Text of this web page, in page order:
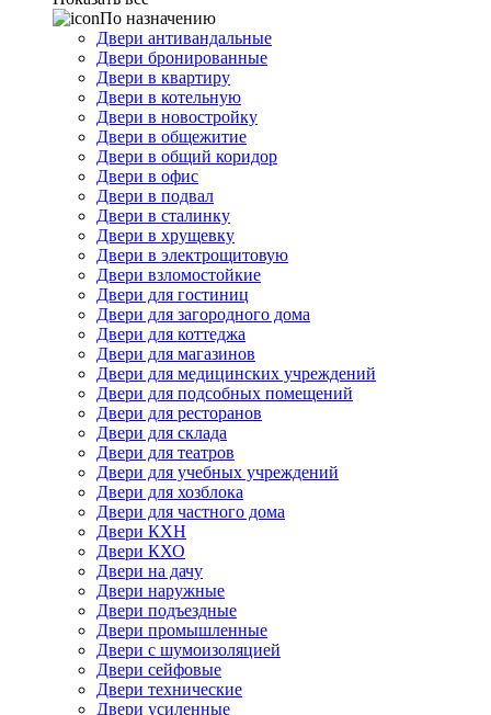
По назначению
Двери антивандальные
Двери бронированные
Двери в квартиру
Двери в котельную
Двери в новостройку
Двери в общежитие
Двери в общий коридор
Двери в офис
Двери в подвал
Двери в сталинку
Двери в хрущевку
Двери в электрощитовую
Двери взломостойкие
Двери для гостиниц
Двери для загородного дома
Двери для коттеджа
Двери для магазинов
Двери для медицинских учреждений
Двери для подсобных помещений
Двери для ресторанов
Двери для склада
Двери для театров
Двери для учебных учреждений
Двери для хозблока
Двери для частного дома
Двери КХН
Двери КХО
Двери на дачу
Двери наружные
Двери подъездные
Двери промышленные
Двери с шумоизоляцией
Двери сейфовые
Двери технические
Двери усиленные